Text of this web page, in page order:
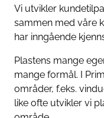
Vi utvikler
sammen med våre
har inngående
Plastens mange
mange formål. I
områder, f.eks.
like ofte utvikler vi